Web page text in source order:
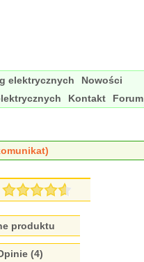
elektrycznych
Nowości
Kontakt Forum
produktu
(4)